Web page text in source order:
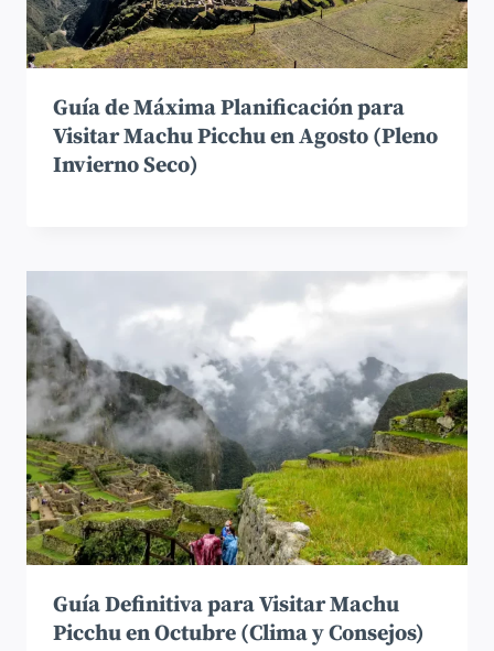
Guía de Máxima Planificación para
Visitar Machu Picchu en Agosto (Pleno
Invierno Seco)
Guía Definitiva para Visitar Machu
Picchu en Octubre (Clima y Consejos)